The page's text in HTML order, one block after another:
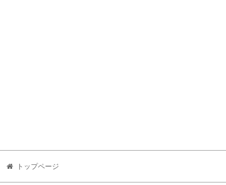
トップページ